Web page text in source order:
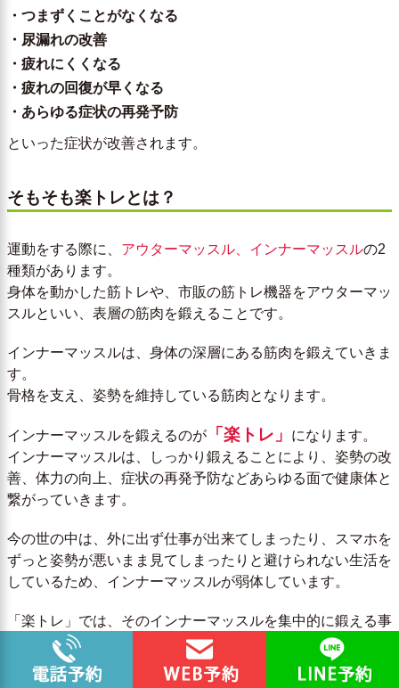
・つまずくことがなくなる
・尿漏れの改善
・疲れにくくなる
・疲れの回復が早くなる
・あらゆる症状の再発予防
といった症状が改善されます。
そもそも楽トレとは？
運動をする際に、 アウターマッスル、インナーマッスルの2
種類があります。
身体を動かした筋トレや、市販の筋トレ機器をアウターマッ
スルといい、表層の筋肉を鍛えることです。
インナーマッスルは、身体の深層にある筋肉を鍛えていきま
す。
骨格を支え、姿勢を維持している筋肉となります。
インナーマッスルを鍛えるのが 「楽トレ」
になります。
インナーマッスルは、しっかり鍛えることにより、姿勢の改
善、体力の向上、症状の再発予防などあらゆる面で健康体と
繋がっていきます。
今の世の中は、外に出ず仕事が出来てしまったり、スマホを
ずっと姿勢が悪いまま見てしまったりと避けられない生活を
しているため、インナーマッスルが弱体しています。
「楽トレ」では、そのインナーマッスルを集中的に鍛える事
が出来る施術メニューの一つとなります。